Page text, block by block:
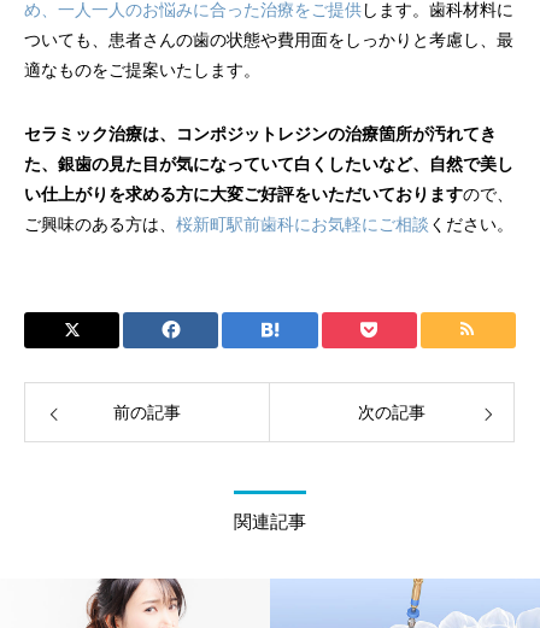
め、一人一人のお悩みに合った治療をご提供 します。歯科材料に
ついても、患者さんの歯の状態や費用面をしっかりと考慮し、最
適なものをご提案いたします。
セラミック治療は、コンポジットレジンの治療箇所が汚れてき
た、銀歯の見た目が気になっていて白くしたいなど、自然で美し
い仕上がりを求める方に大変ご好評をいただいておりますので、
ご興味のある方は、 桜新町駅前歯科にお気軽にご相談 ください。
前の記事 次の記事
関連記事